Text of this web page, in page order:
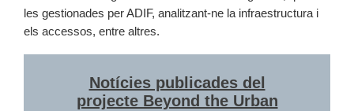
les gestionades per ADIF, analitzant-ne la infraestructura i
els accessos, entre altres.
Notícies publicades del
projecte Beyond the Urban